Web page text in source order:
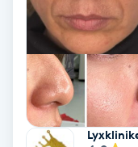
Kinesisk medicin
Kiropraktik
Klangmassage